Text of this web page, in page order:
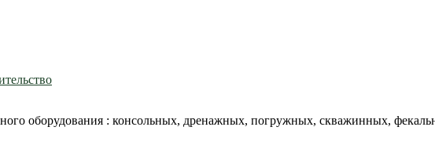
оборудования : консольных, дренажных, погружных, скважинных,